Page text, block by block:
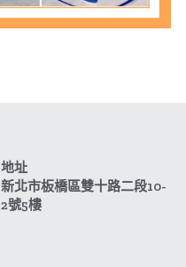
地址
新北市板橋區雙十路二段10-
2號5樓